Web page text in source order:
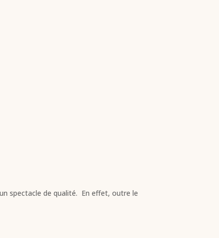
spectacle de qualité. En effet, outre le